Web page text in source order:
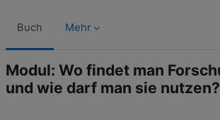
Buch Mehr
Modul: Wo findet man
und wie darf man sie nutzen?